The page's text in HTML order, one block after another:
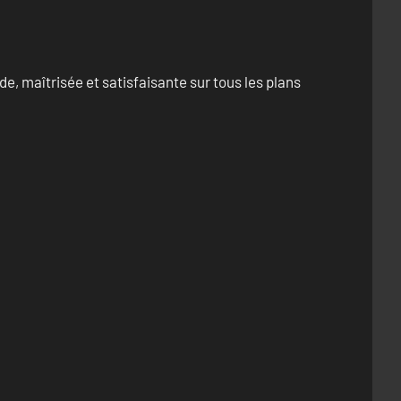
maîtrisée et satisfaisante sur tous les plans